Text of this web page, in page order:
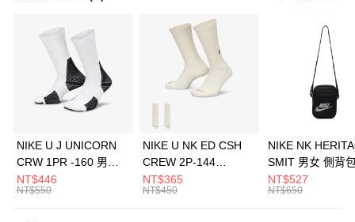
3 期 0 利率 每期 21家銀行
合作金庫商業銀行
第一商業銀行
華南商業銀行
彰化商業銀行
上海商業儲蓄銀行
元大商業銀行
Apple Pay
全盈+PAY
AFTEE先享後付
NIKE U J UNICORN
CRW 1PR -160 男女
中統襪 FZ3393100
NT$446
NT$550
NIKE U NK ED CSH
CREW 2P-144
EMBRDY 男女 短統襪
FZ3073133
NT$365
NT$450
NIKE NK
SMIT 男女 側背
BA5871010
NT$527
NT$650